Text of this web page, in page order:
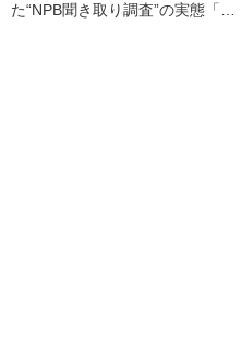
た“NPB聞き取り調査”の実態「選